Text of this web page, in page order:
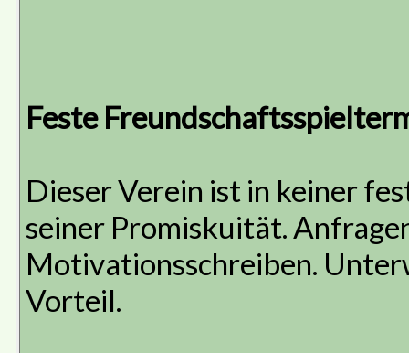
Feste
Dieser Verein ist in keiner
seiner Promiskuität.
Motivationsschreiben.
Vorteil.